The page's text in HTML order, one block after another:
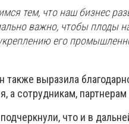
тем, что наш бизнес
важно, чтобы плоды
его
также выразила
а сотрудникам,
что и в